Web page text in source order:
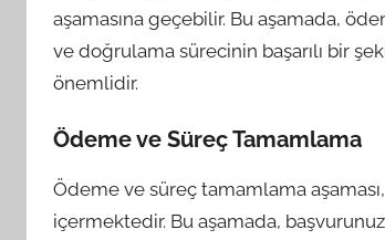
aşamasına geçebilir. Bu aşamada,
ve doğrulama sürecinin başarılı bir
önemlidir.
Ödeme ve Süreç Tamamlama
Ödeme ve süreç tamamlama
içermektedir. Bu aşamada,